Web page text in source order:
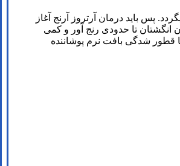
پس باید درمان آرتروز آرنج آغاز
انگشتان تا حدودی رنج آور و کمی
شدگی بافت نرم پوشاننده